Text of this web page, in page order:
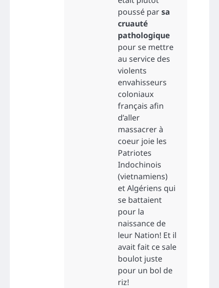
poussé parsa
cruauté
pathologique
pour se mettre
au service des
violents
envahisseurs
coloniaux
français afin
d’aller
massacrer à
coeur joie les
Patriotes
Indochinois
(vietnamiens)
et Algériens qui
se battaient
pour la
naissance de
leur Nation! Et il
avait fait ce sale
boulot juste
pour un bol de
riz!